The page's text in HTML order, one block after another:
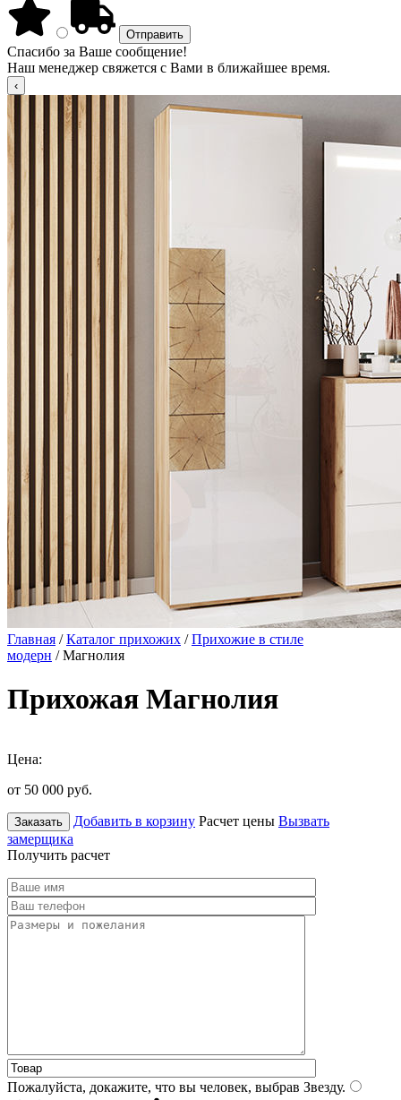
Спасибо за Ваше сообщение!
Наш менеджер свяжется с Вами в ближайшее время.
Главная /Каталог прихожих /Прихожие в стиле
модерн / Магнолия
Прихожая Магнолия
Цена:
от 50 000 руб.
Заказать Добавить в корзину Расчет цены Вызвать
замерщика
Получить расчет
Пожалуйста, докажите, что вы человек, выбрав Звезду.